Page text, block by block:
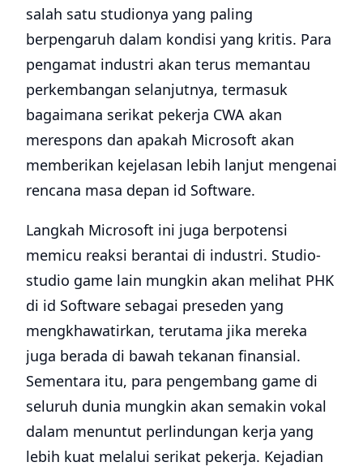
salah satu studionya yang paling
berpengaruh dalam kondisi yang kritis. Para
pengamat industri akan terus memantau
perkembangan selanjutnya, termasuk
bagaimana serikat pekerja CWA akan
merespons dan apakah Microsoft akan
memberikan kejelasan lebih lanjut mengenai
rencana masa depan id Software.
Langkah Microsoft ini juga berpotensi
memicu reaksi berantai di industri. Studio-
studio game lain mungkin akan melihat PHK
di id Software sebagai preseden yang
mengkhawatirkan, terutama jika mereka
juga berada di bawah tekanan finansial.
Sementara itu, para pengembang game di
seluruh dunia mungkin akan semakin vokal
dalam menuntut perlindungan kerja yang
lebih kuat melalui serikat pekerja. Kejadian